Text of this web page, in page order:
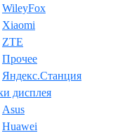
WileyFox
Xiaomi
ZTE
Прочее
Яндекс.Станция
дисплея
Asus
Huawei